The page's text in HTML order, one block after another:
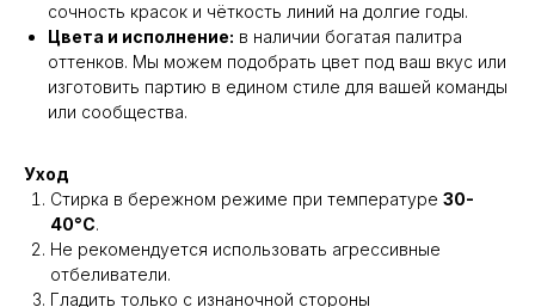
сочность красок и чёткость линий на долгие годы.
Цвета и исполнение: в наличии богатая палитра
оттенков. Мы можем подобрать цвет под ваш вкус или
изготовить партию в едином стиле для вашей команды
или сообщества.
Уход
Стирка в бережном режиме при температуре 30-
40°C.
Не рекомендуется использовать агрессивные
отбеливатели.
Гладить только с изнаночной стороны